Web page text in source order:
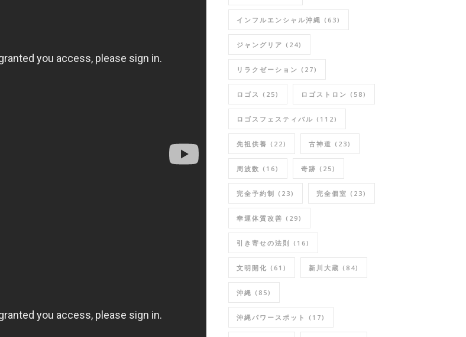
インフルエンシャル沖縄 (63)
ジャングリア (24)
リラクゼーション (27)
ロゴス (25) ロゴストロン (58)
ロゴスフェスティバル (112)
先祖供養 (22) 古神道 (23)
周波数 (16) 奇跡 (25)
完全予約制 (23) 完全個室 (23)
幸運体質改善 (29)
引き寄せの法則 (16)
文明開化 (61) 新川大蔵 (84)
沖縄 (85)
沖縄パワースポット (17)